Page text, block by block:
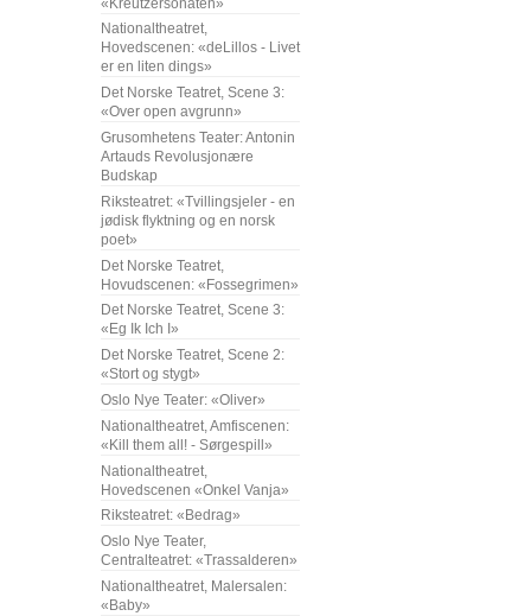
Nationaltheatret,
Hovedscenen: «deLillos - Livet
er en liten dings»
Det Norske Teatret, Scene 3:
«Over open avgrunn»
Grusomhetens Teater: Antonin
Artauds Revolusjonære
Budskap
Riksteatret: «Tvillingsjeler - en
jødisk flyktning og en norsk
poet»
Det Norske Teatret,
Hovudscenen: «Fossegrimen»
Det Norske Teatret, Scene 3:
«Eg Ik Ich I»
Det Norske Teatret, Scene 2:
«Stort og stygt»
Oslo Nye Teater: «Oliver»
Nationaltheatret, Amfiscenen:
«Kill them all! - Sørgespill»
Nationaltheatret,
Hovedscenen «Onkel Vanja»
Riksteatret: «Bedrag»
Oslo Nye Teater,
Centralteatret: «Trassalderen»
Nationaltheatret, Malersalen:
«Baby»